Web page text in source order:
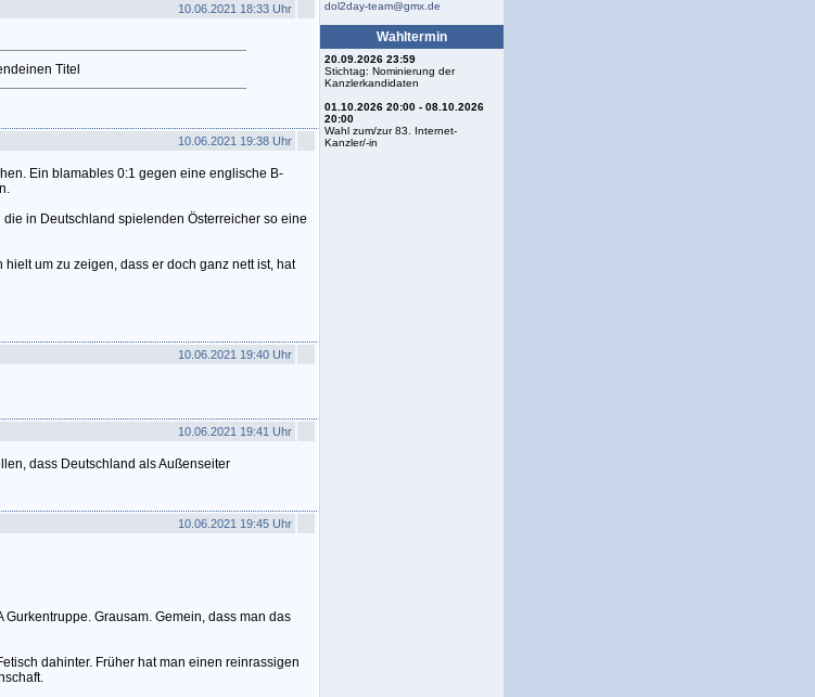
10.06.2021 18:33 Uhr
Titel
10.06.2021 19:38 Uhr
Ein blamables 0:1 gegen eine englische B-
in Deutschland spielenden Österreicher so eine
um zu zeigen, dass er doch ganz nett ist, hat
10.06.2021 19:40 Uhr
10.06.2021 19:41 Uhr
dass Deutschland als Außenseiter
10.06.2021 19:45 Uhr
Grausam. Gemein, dass man das
dahinter. Früher hat man einen reinrassigen
dol2day-team@gmx.de
Wahltermin
20.09.2026 23:59
Stichtag: Nominierung der
Kanzlerkandidaten
01.10.2026 20:00 - 08.10.2026
20:00
Wahl zum/zur 83. Internet-
Kanzler/-in